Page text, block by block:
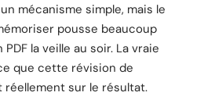
mécanisme simple, mais le
pousse beaucoup
la veille au soir. La vraie
que cette révision de
sur le résultat.